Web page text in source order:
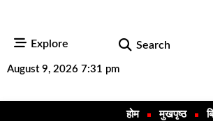
Explore Search
August 9, 2026 7:31 pm
होम मुखपृष्ठ